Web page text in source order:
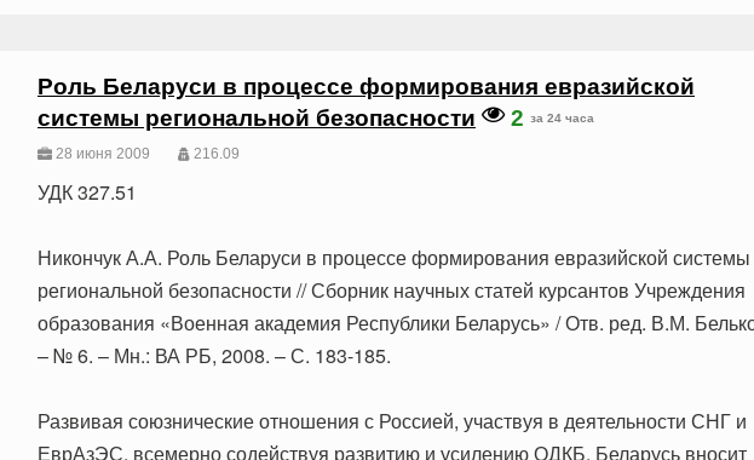
Роль Беларуси в процессе формирования евразийской
системы региональной безопасности
2 за 24 часа
28 июня 2009 216.09
УДК 327.51
Никончук А.А. Роль Беларуси в процессе формирования евразийской системы
региональной безопасности // Сборник научных статей курсантов Учреждения
образования «Военная академия Республики Беларусь» / Отв. ред. В.М.
– № 6. – Мн.: ВА РБ, 2008. – С. 183-185.
Развивая союзнические отношения с Россией, участвуя в деятельности СНГ и
ЕврАзЭС, всемерно содействуя развитию и усилению ОДКБ, Беларусь вносит